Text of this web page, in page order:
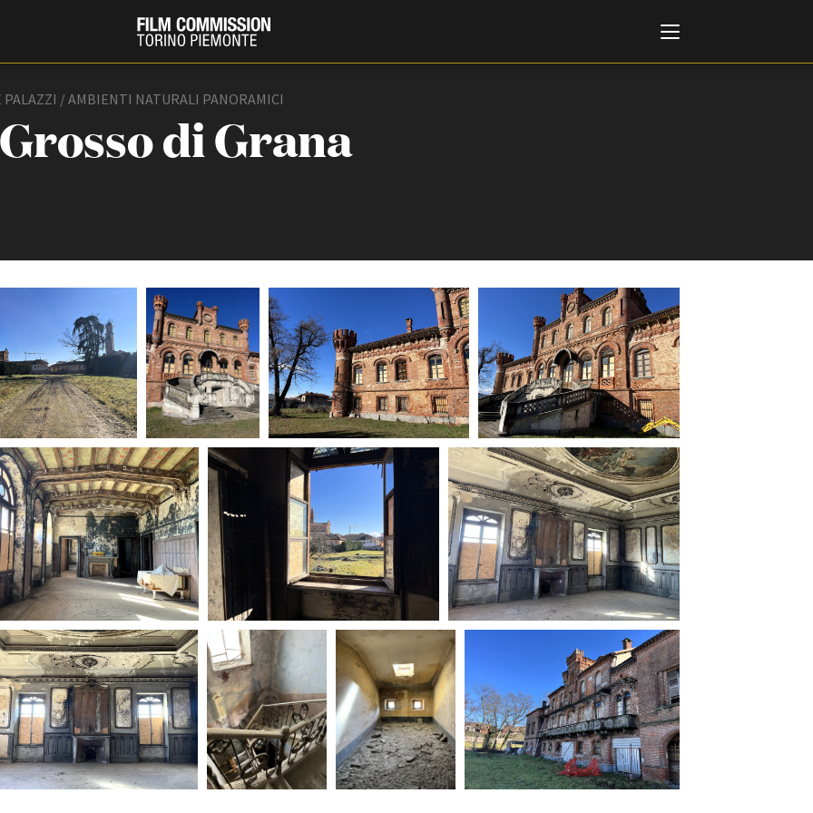
Fund
PRODUCTION GUIDE
Società di produzione
Strutture di servizio
Professionisti
Attrici-Attori
Beginners
LOCATION GUIDE
FILM DATABASE
BOOK DATABASE
NEWS
CASTING
EVENTI, SPECIALI
Anteprime in Piemonte
TFI Torino Film Industry - Production
Days
Avenue Cove - Erasmus +
Guarda che storia!
La Grazia - Immagini e location della
FESTIVAL, MARKETS, AWARDS
International Film Festival Rotterdam
Berlinale Internationalen
Filmfestspiele Berlin
Festival de Cannes
Biografilm Festival - Bio to B Industry
Days
Locarno Film Festival
Mostra Internazionale d’Arte
Cinematografica Venezia
Toronto International Film Festival
Festa del Cinema di Roma
Torino Film Festival
David di Donatello
Nastri d’Argento
Premio Solinas
STRUMENTI
Location - Accedi al tuo profilo
Location - Nuovo utente
Newsletter
Lavora con noi
Stage - Tirocini - Scuola e Lavoro
Elenco Operatori Economici per
affidamento lavori in economia
PALAZZI / AMBIENTI NATURALI PANORAMICI
di Grana